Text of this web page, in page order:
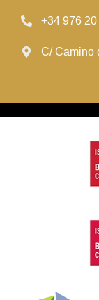
+34 976 20
C/ Camino